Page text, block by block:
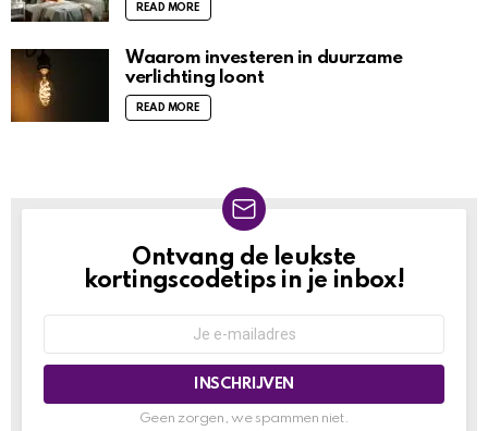
READ MORE
Waarom investeren in duurzame
verlichting loont
READ MORE
NIEUWSBRIEFOntvang de leukste
kortingscodetips in je inbox!
Geen zorgen, we spammen niet.